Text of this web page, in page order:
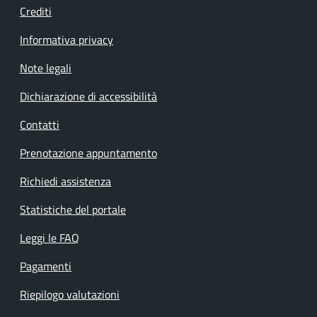
Crediti
Informativa privacy
Note legali
Dichiarazione di accessibilità
Contatti
Prenotazione appuntamento
Richiedi assistenza
Statistiche del portale
Leggi le FAQ
Pagamenti
Riepilogo valutazioni